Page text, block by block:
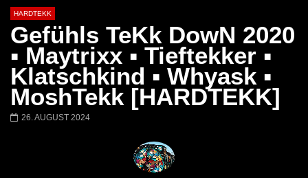
GEFÜHLSTEKK SET • TEIL 6 • [S.M.] •
MAYTRIXX / SCHILLAH / ROLEXZ /
HETZER / BORDERLINE / U.V.A
Kazilla – 2021 (SET-CUT) |
HARDTEKK
Gefühls TeKk DowN 2020
▪ Maytrixx ▪ Tieftekker ▪
Klatschkind ▪ Whyask ▪
MoshTekk [HARDTEKK]
26. AUGUST 2024